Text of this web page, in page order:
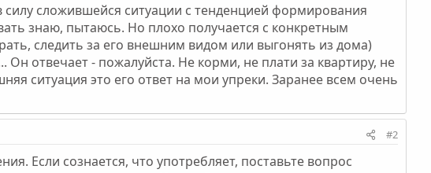
сложившейся ситуации с тенденцией формирования
знаю, пытаюсь. Но плохо получается с конкретным
следить за его внешним видом или выгонять из дома)
Он отвечает - пожалуйста. Не корми, не плати за квартиру, не
ситуация это его ответ на мои упреки. Заранее всем очень
#2
Если сознается, что употребляет, поставьте вопрос